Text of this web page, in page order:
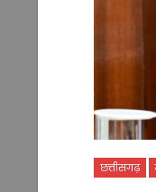
छत्तीसगढ़